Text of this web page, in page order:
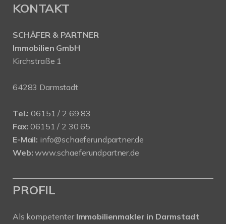
KONTAKT
SCHÄFER & PARTNER
Immobilien GmbH
Kirchstraße 1
64283 Darmstadt
Tel.: 06151 / 2 69 83
Fax: 06151 / 2 30 65
E-Mail: info@schaeferundpartner.de
Web: www.schaeferundpartner.de
PROFIL
Als kompetenter Immobilienmakler in Darmstadt